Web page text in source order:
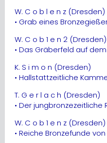
W. C o b l e n z (Dresden)
• Grab eines
W. C o b 1 e n 2 (Dresden)
• Das Gräberfeld auf
K. S i m o n (Dresden)
• Hallstattzeitliche
T. G e r l a c h (Dresden)
• Der
W. C o b 1 e n z (Dresden)
• Reiche Bronzefunde